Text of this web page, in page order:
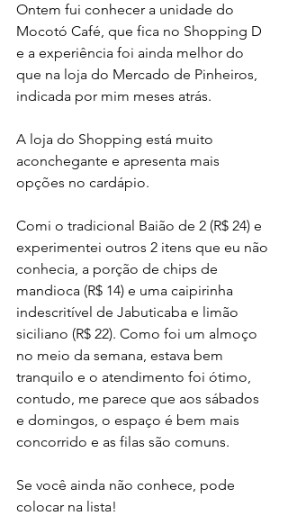
Ontem fui conhecer a unidade do
Mocotó Café, que fica no Shopping D
e a experiência foi ainda melhor do
que na loja do Mercado de Pinheiros,
indicada por mim meses atrás.
A loja do Shopping está muito
aconchegante e apresenta mais
opções no cardápio.
Comi o tradicional Baião de 2 (R$ 24) e
experimentei outros 2 itens que eu não
conhecia, a porção de chips de
mandioca (R$ 14) e uma caipirinha
indescritível de Jabuticaba e limão
siciliano (R$ 22). Como foi um almoço
no meio da semana, estava bem
tranquilo e o atendimento foi ótimo,
contudo, me parece que aos sábados
e domingos, o espaço é bem mais
concorrido e as filas são comuns.
Se você ainda não conhece, pode
colocar na lista!